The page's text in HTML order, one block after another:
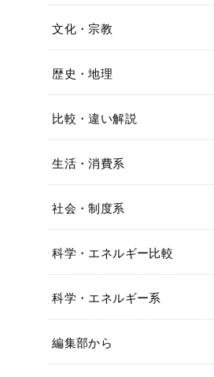
文化・宗教
歴史・地理
比較・違い解説
生活・消費系
社会・制度系
科学・エネルギー比較
科学・エネルギー系
編集部から